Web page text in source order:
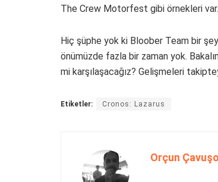
The Crew Motorfest gibi örnekleri var.
Hiç şüphe yok ki Bloober Team bir
önümüzde fazla bir zaman yok.
mi karşılaşacağız? Gelişmeleri
Etiketler: Cronos: Lazarus
Orçun